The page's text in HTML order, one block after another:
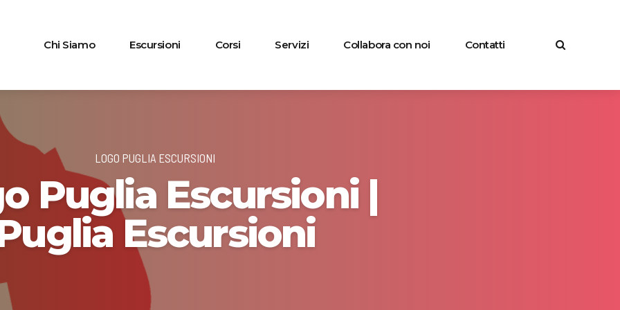
Chi Siamo Escursioni Corsi Servizi Collabora con noi Contatti
LOGO PUGLIA ESCURSIONI
Puglia Escursioni |
Escursioni